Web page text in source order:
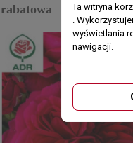
rabatowa
Ta witryna
.
wyświetlania
nawigacji.